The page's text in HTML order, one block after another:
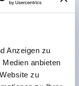
Anzeigen zu
anbieten
zu
verfügbar
EN (Europa)